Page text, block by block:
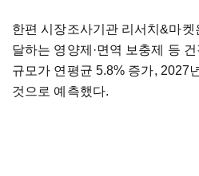
한편 시장조사기관 리서치&마켓
달하는 영양제·면역 보충제 등
규모가 연평균 5.8% 증가, 2027
것으로 예측했다.